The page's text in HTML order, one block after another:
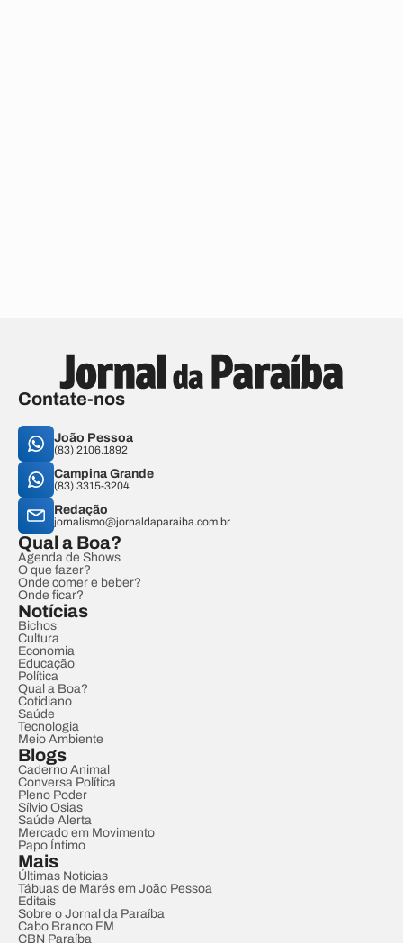
Contate-nos
João Pessoa
(83) 2106.1892
Campina Grande
(83) 3315-3204
Redação
jornalismo@jornaldaparaiba.com.br
Qual a Boa?
Agenda de Shows
O que fazer?
Onde comer e beber?
Onde ficar?
Notícias
Bichos
Cultura
Economia
Educação
Política
Qual a Boa?
Cotidiano
Saúde
Tecnologia
Meio Ambiente
Blogs
Caderno Animal
Conversa Política
Pleno Poder
Sílvio Osias
Saúde Alerta
Mercado em Movimento
Papo Íntimo
Mais
Últimas Notícias
Tábuas de Marés em João Pessoa
Editais
Sobre o Jornal da Paraíba
Cabo Branco FM
CBN Paraíba